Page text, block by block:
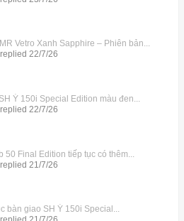
Vetro Xanh Sapphire – Phiên bản...
replied 22/7/26
Ý 150i Special Edition màu đen...
replied 22/7/26
50 Final Edition tiếp tục có thêm...
replied 21/7/26
bàn giao SH Ý 150i Special...